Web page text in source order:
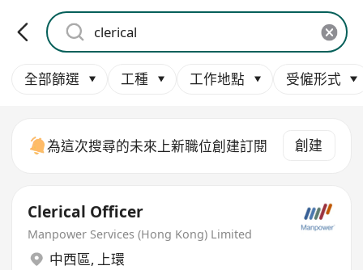
全部篩選 工種 工作地點 受僱形式
為這次搜尋的未來上新職位創建訂閱 創建
Clerical Officer
Manpower Services (Hong Kong) Limited
中西區, 上環